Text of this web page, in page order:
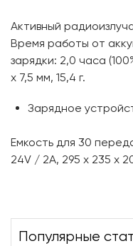
Активный
Время работы от
зарядки: 2,0 часа
x 7,5 мм, 15,4 г.
Зарядное
Емкость для 30
24V / 2A, 295 x 235 x
Популярные